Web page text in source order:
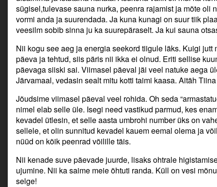
sügisel,tulevase sauna nurka, peenra rajamist ja mõte oli
vormi anda ja suurendada. Ja kuna kunagi on suur tiik
veesilm sobib sinna ju ka suurepäraselt. Ja kui sauna
Nii kogu see aeg ja energia seekord tiigule läks. Kuigi jutt
päeva ja tehtud, siis päris nii ikka ei olnud. Eriti sellise
päevaga siiski sai. Viimasel päeval jäi veel natuke aega
Järvamaal, vedasin sealt mitu kotti taimi kaasa. Aitäh
Jõudsime viimasel päeval veel rohida. Oh seda
nimel elab selle üle. Isegi need vastikud parmud, kes
kevadel ütlesin, et selle aasta umbrohi number üks on
sellele, et olin sunnitud kevadel kauem eemal olema ja
nüüd on kõik peenrad võilille täis.
Nii kenade suve päevade juurde, lisaks ohtrale
ujumine. Nii ka saime meie õhtuti randa. Küll on vesi
selge!